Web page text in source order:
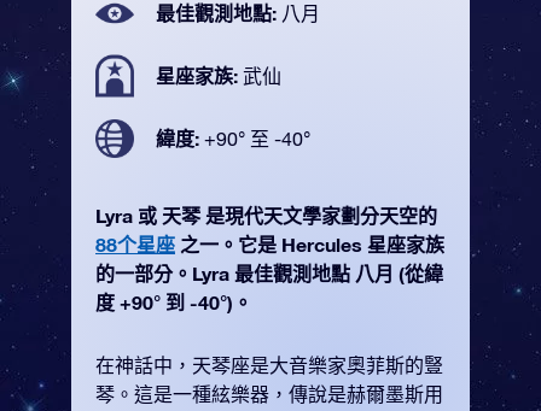
最佳觀測地點: 八月
星座家族: 武仙
緯度: +90° 至 -40°
Lyra 或 天琴 是現代天文學家劃分天空的
88个星座 之一。它是 Hercules 星座家族
的一部分。Lyra 最佳觀測地點 八月 (從緯
度 +90° 到 -40°)。
在神話中，天琴座是大音樂家奧菲斯的豎
琴。這是一種絃樂器，傳說是赫爾墨斯用